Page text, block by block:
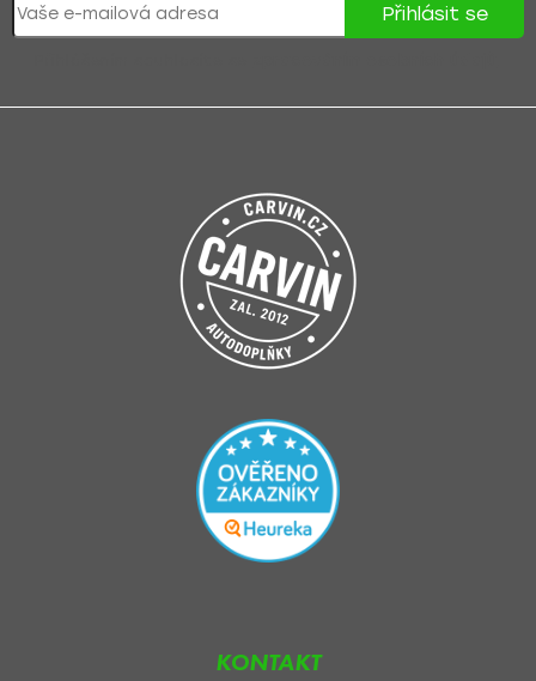
Přihlásit se
KONTAKT